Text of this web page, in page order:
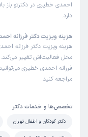
احمدی خطیری در دکترتو باز
دارد.
هزینه ویزیت دکتر فرزانه
هزینه ویزیت دکتر فرزانه
محل فعالیت‌اش تغییر می‌کند.
فرزانه احمدی خطیری
مراجعه کنید.
تخصص‌ها و خدمات دکتر
دکتر کودکان و اطفال تهران